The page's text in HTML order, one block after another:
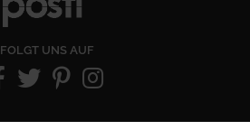
FOLGT UNS AUF